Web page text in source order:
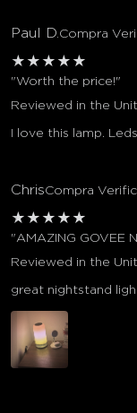
Paul D. Compra
★ ★ ★ ★ ★
"Worth the price!"
Reviewed in the
I love this lamp.
ChrisCompra
★ ★ ★ ★ ★
"AMAZING GOVEE
Reviewed in the
great nightstand